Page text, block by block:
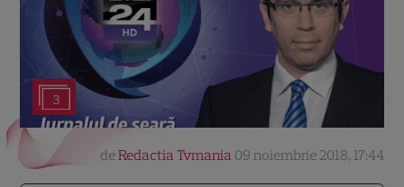
3
deRedactia Tvmania 09 noiembrie 2018, 17:44